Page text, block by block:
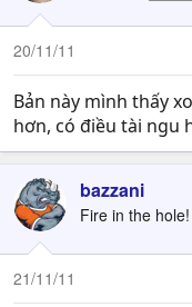
20/11/11
Bản này mình thấy
hơn, có điều tài ngu
bazzani
Fire in the hole!
21/11/11